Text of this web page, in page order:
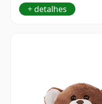
+ detalhes